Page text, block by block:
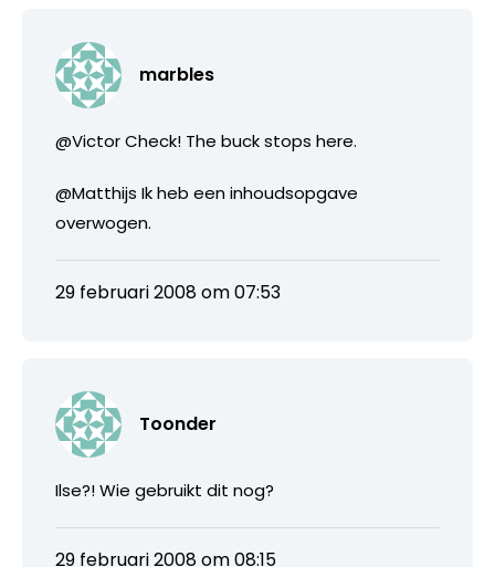
marbles
@Victor Check! The buck stops here.
@Matthijs Ik heb een inhoudsopgave
overwogen.
29 februari 2008 om 07:53
Toonder
Ilse?! Wie gebruikt dit nog?
29 februari 2008 om 08:15